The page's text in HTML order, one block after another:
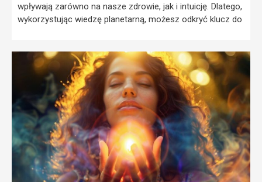
wpływają zarówno na nasze zdrowie, jak i intuicję. Dlatego,
wykorzystując wiedzę planetarną, możesz odkryć klucz do